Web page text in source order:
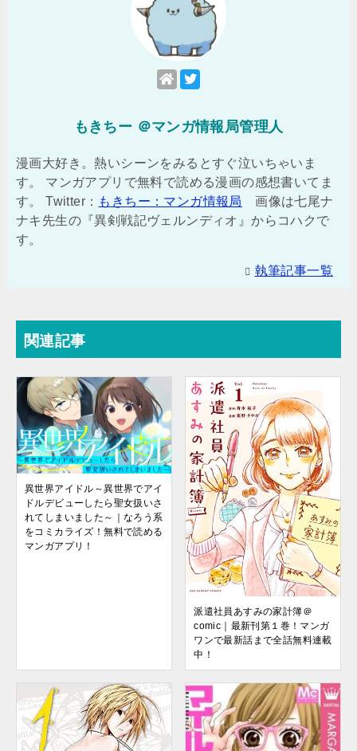
もきちー ＠マンガ情報局管理人
漫画大好き。熱いシーンをみるとすぐ泣いちゃいま
す。 マンガアプリで無料で読める漫画の感想書いてま
す。 Twitter： もきちー：マンガ情報局
画像は七尾ナ
ナキ先生の『異剣戦記ヴェルンディオ』からコハクで
す。
執筆記事一覧
関連記事
異世界アイドル～異世界でアイ
ドルデビューしたら聖女扱いさ
れてしまいました～｜なろう系
をコミカライズ！無料で読める
マンガアプリ！
派遣社員あすみの家計簿＠
comic｜最新刊第１巻！マンガ
ワンで最新話まで全話無料連載
中！